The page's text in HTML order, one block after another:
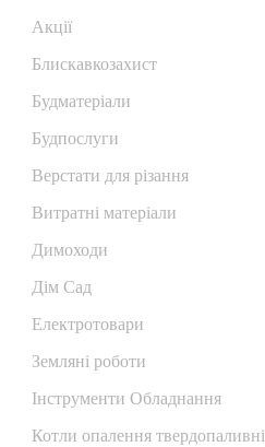
Акції
Блискавкозахист
Будматеріали
Будпослуги
Верстати для різання
Витратні матеріали
Димоходи
Дім Сад
Електротовари
Земляні роботи
Інструменти Обладнання
Котли опалення твердопаливні